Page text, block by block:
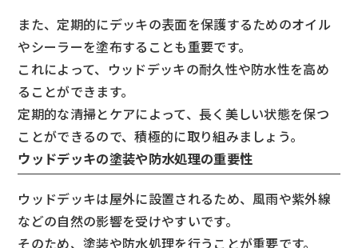
また、定期的にデッキの表面を保護するためのオイル
やシーラーを塗布することも重要です。
これによって、ウッドデッキの耐久性や防水性を高め
ることができます。
定期的な清掃とケアによって、長く美しい状態を保つ
ことができるので、積極的に取り組みましょう。
ウッドデッキの塗装や防水処理の重要性
ウッドデッキは屋外に設置されるため、風雨や紫外線
などの自然の影響を受けやすいです。
そのため、塗装や防水処理を行うことが重要です。